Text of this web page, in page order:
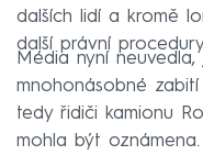
dalších lidí a kromě
další právní
Média nyní
mnohonásobné
tedy řidiči kamionu
mohla být